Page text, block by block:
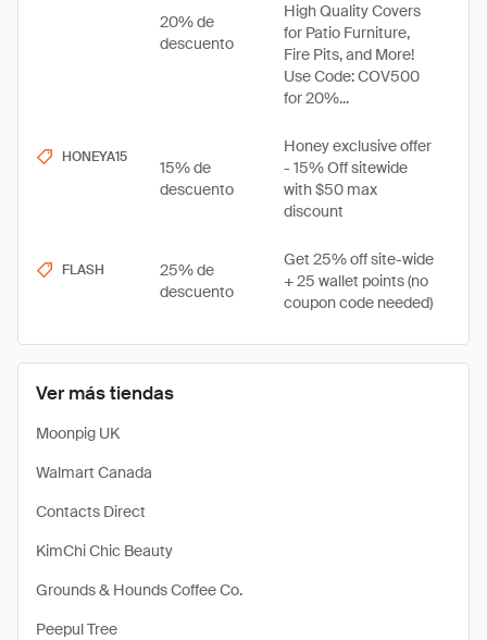
Ver más tiendas
Moonpig UK
Walmart Canada
Contacts Direct
KimChi Chic Beauty
Grounds & Hounds Coffee Co.
Peepul Tree
20% de
descuento
High Quality Covers
for Patio Furniture,
Fire Pits, and More!
Use Code: COV500
for 20%...
HONEYA15
15% de
descuento
Honey exclusive offer
- 15% Off sitewide
with $50 max
discount
FLASH
25% de
descuento
Get 25% off site-wide
+ 25 wallet points (no
coupon code needed)